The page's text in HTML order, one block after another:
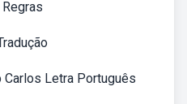
Letra Português